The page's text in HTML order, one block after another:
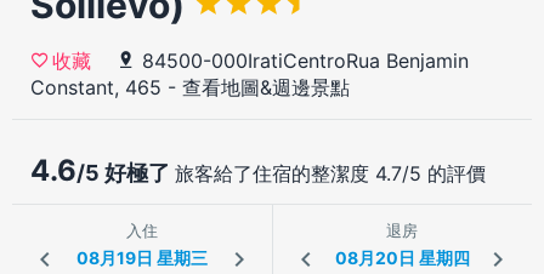
收藏
84500-000IratiCentroRua Benjamin
Constant, 465 - 查看地圖&週邊景點
4.6/5 好極了 旅客給了住宿的整潔度 4.7/5 的評價
入住 退房